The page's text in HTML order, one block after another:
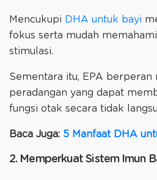
Mencukupi DHA untuk bayi
fokus serta mudah
stimulasi.
Sementara itu, EPA berperan
peradangan yang dapat
fungsi otak secara tidak
Baca Juga: 5 Manfaat DHA
2. Memperkuat Sistem Imun